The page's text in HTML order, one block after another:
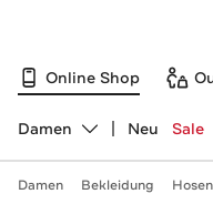
Online Shop
Abteilung ändern,
Damen Neu Sale
Damen Bekleidung Hosen